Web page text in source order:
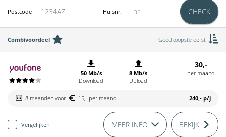
Postcode Huisnr. CHECK
Combivoordeel Goedkoopste eerst
50 Mb/s
Download
8 Mb/s
Upload
30,-
per maand
8 maanden voor 15,- per maand 240,- p/j
Vergelijken MEER INFO BEKIJK